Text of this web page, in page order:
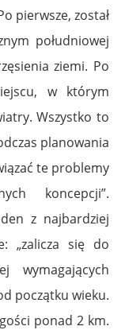
pierwsze, został
południowej
ziemi. Po
w którym
Wszystko to
planowania
te problemy
koncepcji”.
z najbardziej
„zalicza się do
wymagających
początku wieku.
ponad 2 km.